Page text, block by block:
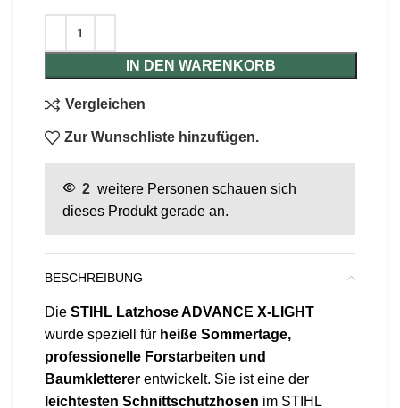
IN DEN WARENKORB
Vergleichen
Zur Wunschliste hinzufügen.
2 weitere Personen schauen sich
dieses Produkt gerade an.
BESCHREIBUNG
Die STIHL Latzhose ADVANCE X-LIGHT
wurde speziell für heiße Sommertage,
professionelle Forstarbeiten und
Baumkletterer entwickelt. Sie ist eine der
leichtesten Schnittschutzhosen im STIHL